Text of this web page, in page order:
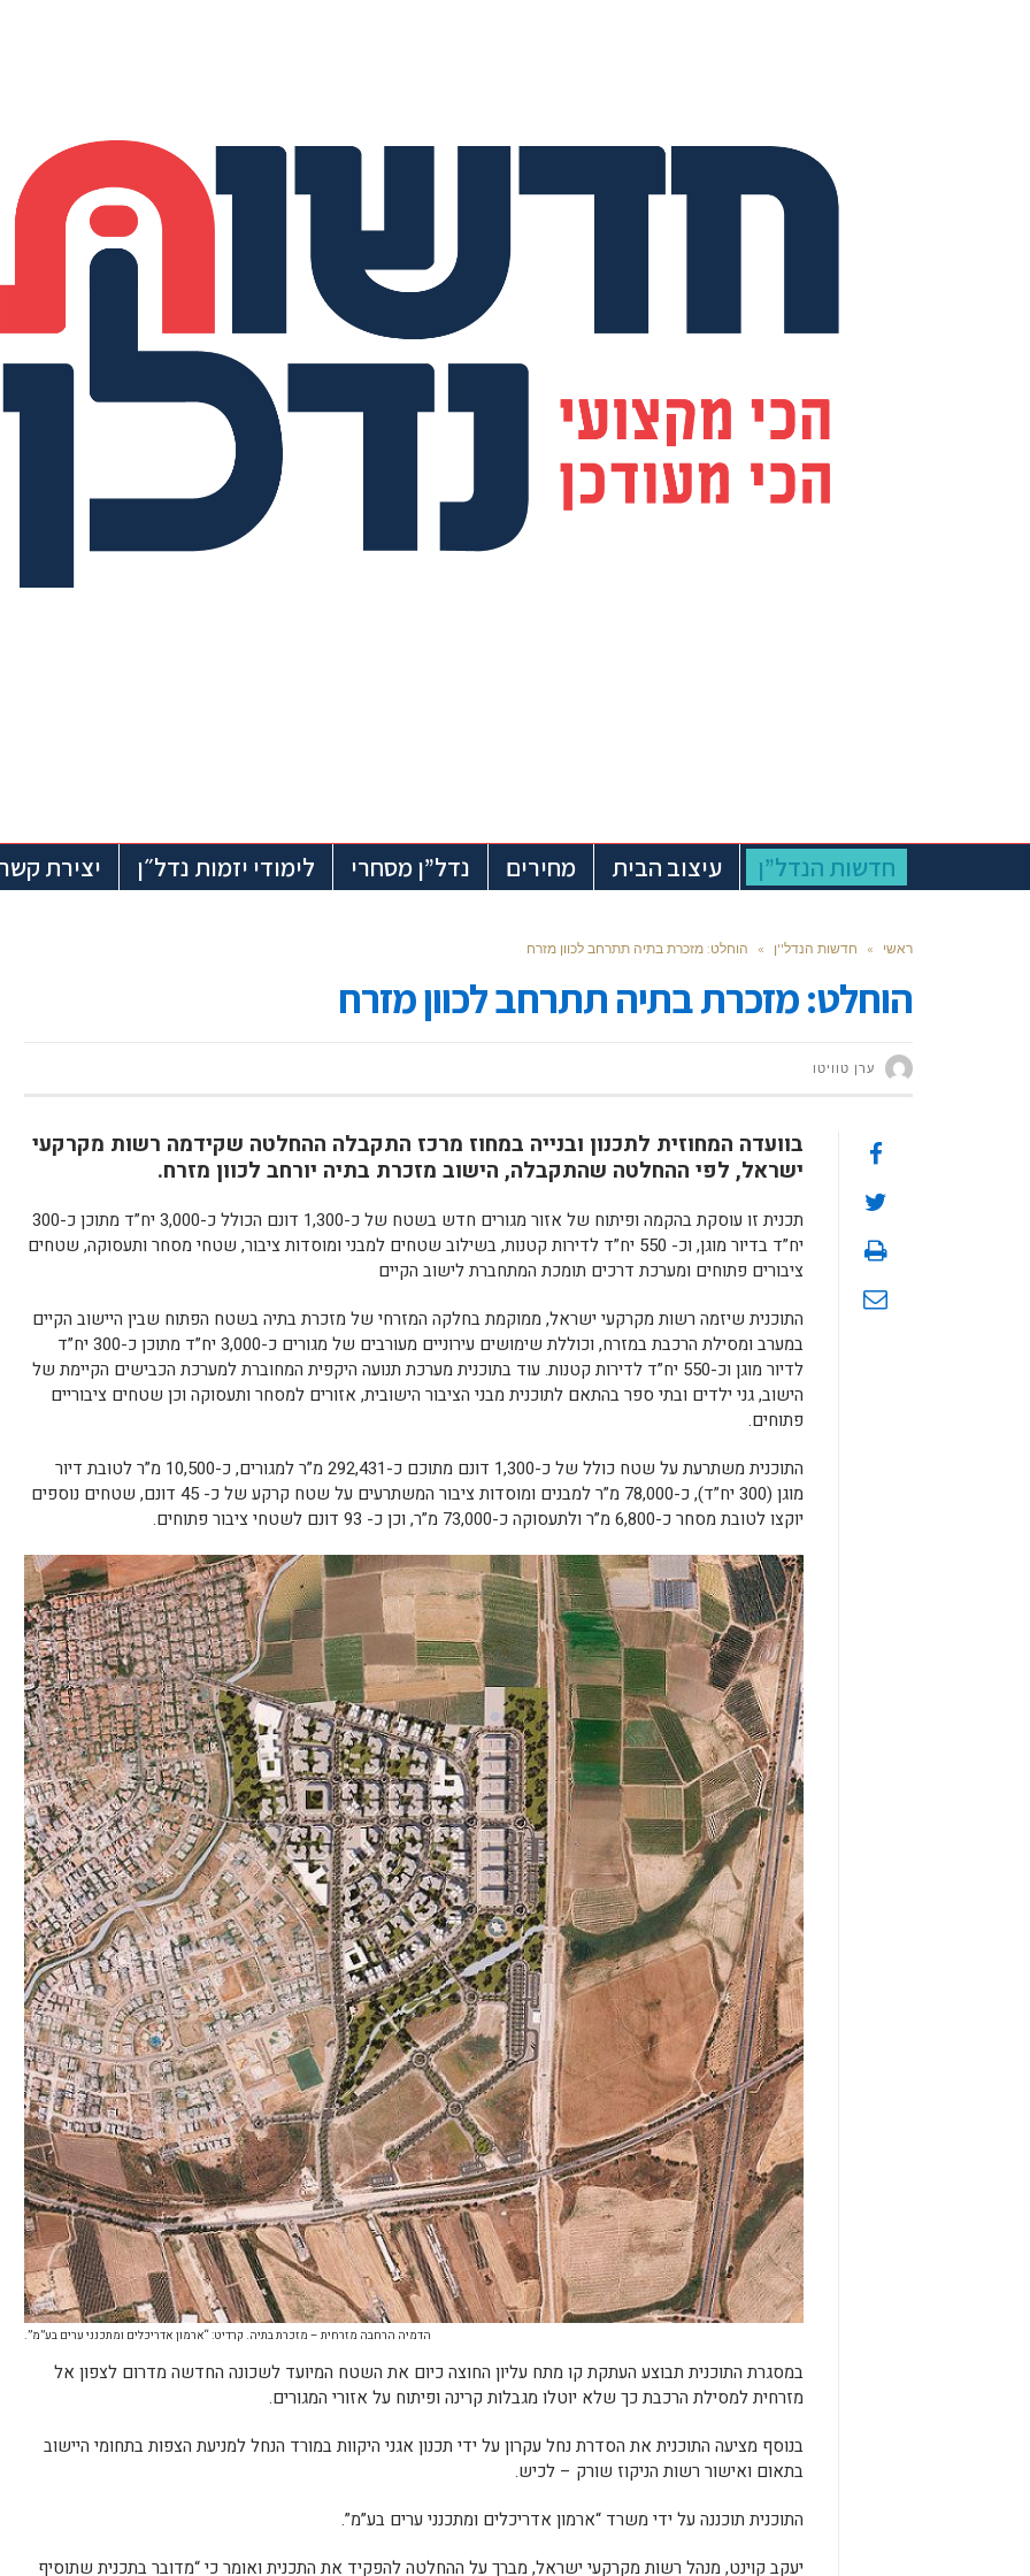
חדשות הנדל”ן עיצוב הבית מחירים נדל”ן מסחרי לימודי יזמות נדל״ן יצירת קשר
ראשי » חדשות הנדל''ן » הוחלט: מזכרת בתיה תתרחב לכוון מזרח
הוחלט: מזכרת בתיה תתרחב לכוון מזרח
ערן טוויטו
בוועדה המחוזית לתכנון ובנייה במחוז מרכז התקבלה ההחלטה שקידמה רשות מקרקעי
ישראל, לפי ההחלטה שהתקבלה, הישוב מזכרת בתיה יורחב לכוון מזרח.
תכנית זו עוסקת בהקמה ופיתוח של אזור מגורים חדש בשטח של כ-1,300 דונם הכולל כ-3,000 יח”ד מתוכן כ-300
יח”ד בדיור מוגן, וכ- 550 יח”ד לדירות קטנות, בשילוב שטחים למבני ומוסדות ציבור, שטחי מסחר ותעסוקה, שטחים
ציבורים פתוחים ומערכת דרכים תומכת המתחברת לישוב הקיים
התוכנית שיזמה רשות מקרקעי ישראל, ממוקמת בחלקה המזרחי של מזכרת בתיה בשטח הפתוח שבין היישוב הקיים
במערב ומסילת הרכבת במזרח, וכוללת שימושים עירוניים מעורבים של מגורים כ-3,000 יח”ד מתוכן כ-300 יח”ד
לדיור מוגן וכ-550 יח”ד לדירות קטנות. עוד בתוכנית מערכת תנועה היקפית המחוברת למערכת הכבישים הקיימת של
הישוב, גני ילדים ובתי ספר בהתאם לתוכנית מבני הציבור הישובית, אזורים למסחר ותעסוקה וכן שטחים ציבוריים
פתוחים.
התוכנית משתרעת על שטח כולל של כ-1,300 דונם מתוכם כ-292,431 מ”ר למגורים, כ-10,500 מ”ר לטובת דיור
מוגן (300 יח”ד), כ-78,000 מ”ר למבנים ומוסדות ציבור המשתרעים על שטח קרקע של כ- 45 דונם, שטחים נוספים
יוקצו לטובת מסחר כ-6,800 מ”ר ולתעסוקה כ-73,000 מ”ר, וכן כ- 93 דונם לשטחי ציבור פתוחים.
הדמיה הרחבה מזרחית – מזכרת בתיה. קרדיט: “ארמון אדריכלים ומתכנני ערים בע”מ”.
במסגרת התוכנית תבוצע העתקת קו מתח עליון החוצה כיום את השטח המיועד לשכונה החדשה מדרום לצפון אל
מזרחית למסילת הרכבת כך שלא יוטלו מגבלות קרינה ופיתוח על אזורי המגורים.
בנוסף מציעה התוכנית את הסדרת נחל עקרון על ידי תכנון אגני היקוות במורד הנחל למניעת הצפות בתחומי היישוב
בתאום ואישור רשות הניקוז שורק – לכיש.
התוכנית תוכננה על ידי משרד “ארמון אדריכלים ומתכנני ערים בע”מ”.
יעקב קוינט, מנהל רשות מקרקעי ישראל, מברך על ההחלטה להפקיד את התכנית ואומר כי “מדובר בתכנית שתוסיף